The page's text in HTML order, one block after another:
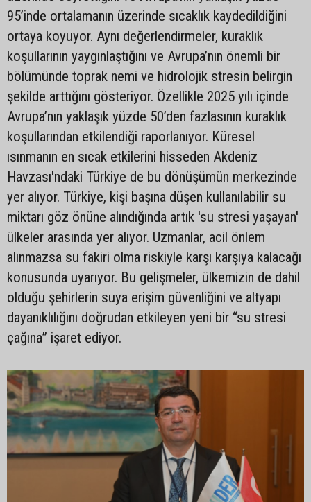
95’inde ortalamanın üzerinde sıcaklık kaydedildiğini
ortaya koyuyor. Aynı değerlendirmeler, kuraklık
koşullarının yaygınlaştığını ve Avrupa’nın önemli bir
bölümünde toprak nemi ve hidrolojik stresin belirgin
şekilde arttığını gösteriyor. Özellikle 2025 yılı içinde
Avrupa’nın yaklaşık yüzde 50’den fazlasının kuraklık
koşullarından etkilendiği raporlanıyor. Küresel
ısınmanın en sıcak etkilerini hisseden Akdeniz
Havzası'ndaki Türkiye de bu dönüşümün merkezinde
yer alıyor. Türkiye, kişi başına düşen kullanılabilir su
miktarı göz önüne alındığında artık 'su stresi yaşayan'
ülkeler arasında yer alıyor. Uzmanlar, acil önlem
alınmazsa su fakiri olma riskiyle karşı karşıya kalacağı
konusunda uyarıyor. Bu gelişmeler, ülkemizin de dahil
olduğu şehirlerin suya erişim güvenliğini ve altyapı
dayanıklılığını doğrudan etkileyen yeni bir “su stresi
çağına” işaret ediyor.